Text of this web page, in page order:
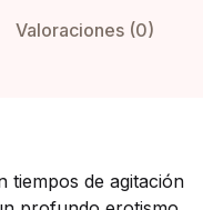
Valoraciones (0)
tiempos de agitación